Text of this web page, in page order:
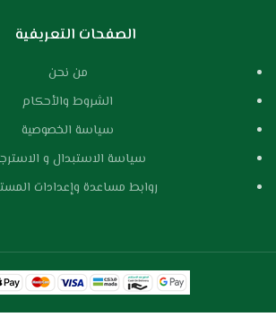
الصفحات التعريفية
من نحن
الشروط والأحكام
سياسة الخصوصية
سياسة الاستبدال و
روابط مساعدة وإعدادات